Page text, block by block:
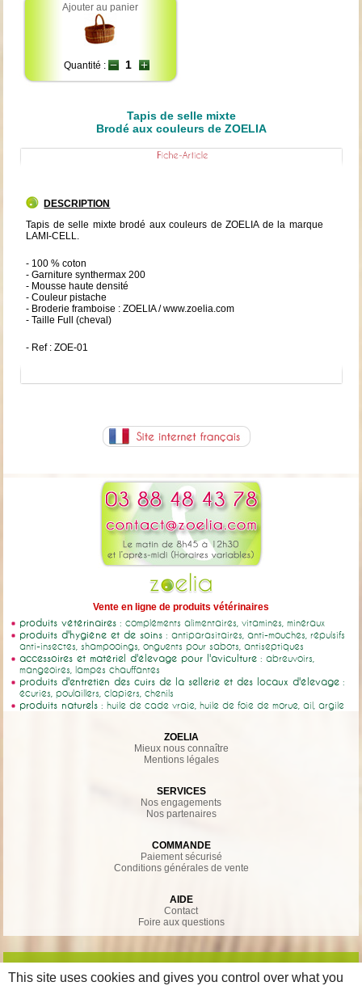
Ajouter au panier
Quantité :
Tapis de selle mixte
Brodé aux couleurs de ZOELIA
DESCRIPTION
Tapis de selle mixte brodé aux couleurs de ZOELIA de la marque
LAMI-CELL.
- 100 % coton
- Garniture synthermax 200
- Mousse haute densité
- Couleur pistache
- Broderie framboise : ZOELIA / www.zoelia.com
- Taille Full (cheval)
- Ref : ZOE-01
Vente en ligne de produits vétérinaires
produits vétérinaires : compléments alimentaires, vitamines, minéraux
produits d'hygiène et de soins : antiparasitaires, anti-mouches, répulsifs
anti-insectes, shampooings, onguents pour sabots, antiseptiques
accessoires et matériel d'élevage pour l'aviculture : abreuvoirs,
mangeoires, lampes chauffantes
produits d'entretien des cuirs de la sellerie et des locaux d'élevage :
écuries, poulaillers, clapiers, chenils
produits naturels : huile de cade vraie, huile de foie de morue, ail, argile
ZOELIA
Mieux nous connaître
Mentions légales
SERVICES
Nos engagements
Nos partenaires
COMMANDE
Paiement sécurisé
Conditions générales de vente
AIDE
Contact
Foire aux questions
This site uses cookies and gives you control over what you